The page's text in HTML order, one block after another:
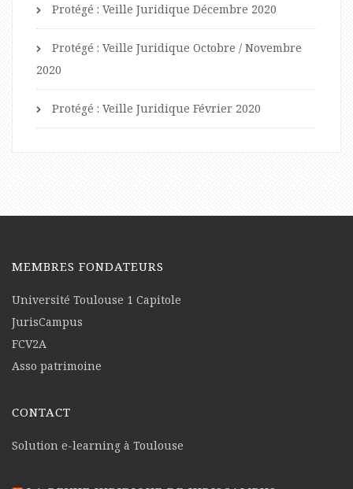
Protégé : Veille Juridique Décembre 2020
Protégé : Veille Juridique Octobre / Novembre
2020
Protégé : Veille Juridique Février 2020
MEMBRES FONDATEURS
Université Toulouse 1 Capitole
JurisCampus
FCV2A
Asso patrimoine
CONTACT
Solution e-learning à Toulouse